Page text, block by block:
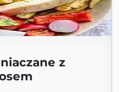
z